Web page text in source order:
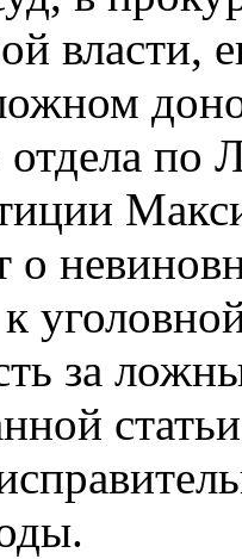
власти,
отдела по
о
за